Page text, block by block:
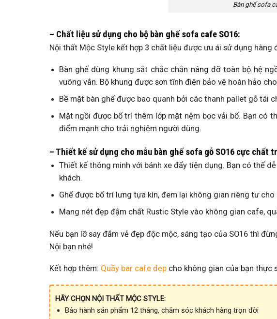
Bàn ghế sofa
– Chất liệu sử dụng cho bộ bàn ghế sofa cafe SO16:
Nội thất Mộc Style kết hợp 3 chất liệu được ưu ái sử dụng hàng
Bàn ghế dùng khung sắt chắc chắn nâng đỡ toàn bộ hệ
vuông vắn. Bộ khung được sơn tĩnh điện bảo vệ hoàn hảo
Bề mặt bàn ghế được bao quanh bởi các thanh pallet gỗ tái
Mặt ngồi được bố trí thêm lớp mặt nệm bọc vải bố. Bạn có
điểm mạnh cho trải nghiệm người dùng.
– Thiết kế sử dụng cho mẫu bàn ghế sofa gỗ SO16 cực chất
Thiết kế thông minh với bánh xe đẩy tiện dụng. Bạn có thể
khách.
Ghế được bố trí lưng tựa kín, đem lại không gian riêng tư cho
Mang nét đẹp đậm chất Rustic Style vào không gian cafe,
Nếu bạn lỡ say đắm vẻ đẹp độc mộc, sáng tạo của SO16 thì
Nội bạn nhé!
Kết hợp thêm: Quầy bar cafe đẹp cho không gian của bạn thực
HÃY CHỌN NỘI THẤT MỘC STYLE:
Bảo hành sản phẩm 12 tháng, chăm sóc khách hàng trọn đời